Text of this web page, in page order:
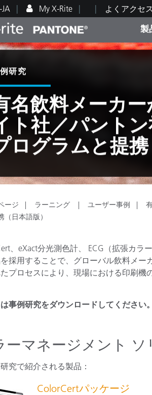
JA My X-Rite よくアクセ
製
車 テ
ブ
研究
名飲料メーカ
ト社／パント
ログラムと提携
ージ ラーニング ユーザー事例
（日本語版）
、eXact分光測色計、 ECG（拡張カ
採用することで、グローバル飲料メー
プロセスにより、現場における印刷機
事例研究をダウンロードしてください。
ーマネージメント
究で紹介される製品：
ColorCertパッケージ